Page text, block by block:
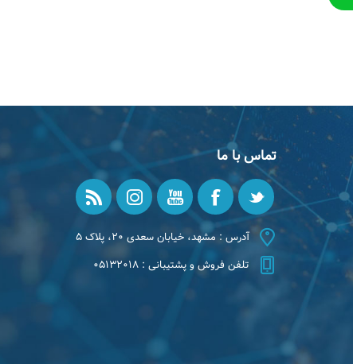
تماس با ما
آدرس : مشهد، خیابان سعدی ۲۰، پلاک ۵
تلفن فروش و پشتیبانی : ۰۵۱۳۲۰۱۸